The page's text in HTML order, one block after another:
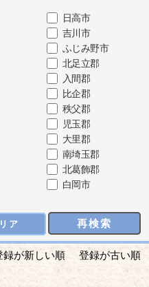
日高市
吉川市
ふじみ野市
北足立郡
入間郡
比企郡
秩父郡
児玉郡
大里郡
南埼玉郡
北葛飾郡
白岡市
ア 再検索
録が新しい順 登録が古い順